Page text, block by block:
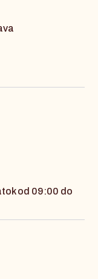
od 09:00 do